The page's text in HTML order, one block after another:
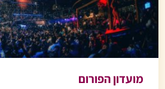
מועדון הפורום